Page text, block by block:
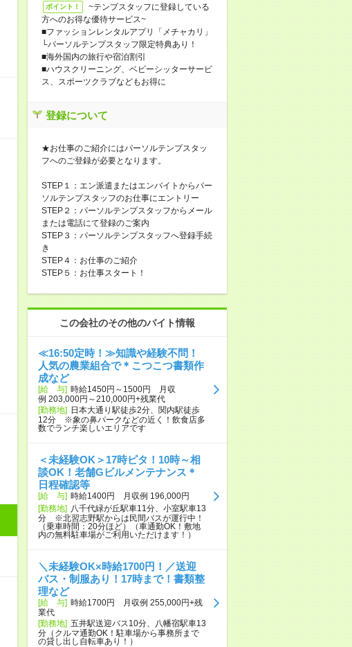
ポイント！
~テンプスタッフに登録している
方へのお得な優待サービス~
■ファッションレンタルアプリ「メチャカリ」
└パーソルテンプスタッフ限定特典あり！
■海外国内の旅行や宿泊割引
■ハウスクリーニング、ベビーシッターサービ
ス、スポーツクラブなどもお得に
登録について
★お仕事のご紹介にはパーソルテンプスタッ
フへのご登録が必要となります。
STEP１：エン派遣またはエンバイトからパー
ソルテンプスタッフのお仕事にエントリー
STEP２：パーソルテンプスタッフからメール
または電話にて登録のご案内
STEP３：パーソルテンプスタッフへ登録手続
き
STEP４：お仕事のご紹介
STEP５：お仕事スタート！
この会社のその他のバイト情報
≪16:50定時！≫知識や経験不問！
人気の農業組合で＊こつこつ書類作
成など
[給 与] 時給1450円～1500円 月収
例 203,000円～210,000円+残業代
[勤務地] 日本大通り駅徒歩2分、関内駅徒歩
12分 ※象の鼻パークなどの近く！飲食店多
数でランチ楽しいエリアです
＜未経験OK＞17時ピタ！10時～相
談OK！老舗Gビルメンテナンス＊
日程確認等
[給 与] 時給1400円 月収例 196,000円
[勤務地] 八千代緑が丘駅車11分、小室駅車13
分 ※北習志野駅からは民間バスが運行中！
（乗車時間：20分ほど）（車通勤OK！敷地
内の無料駐車場がご利用いただけます！）
＼未経験OK×時給1700円！／送迎
バス・制服あり！17時まで！書類整
理など
[給 与] 時給1700円 月収例 255,000円+残
業代
[勤務地] 五井駅送迎バス10分、八幡宿駅車13
分（クルマ通勤OK！駐車場から事務所まで
の貸し出し自転車あり！）